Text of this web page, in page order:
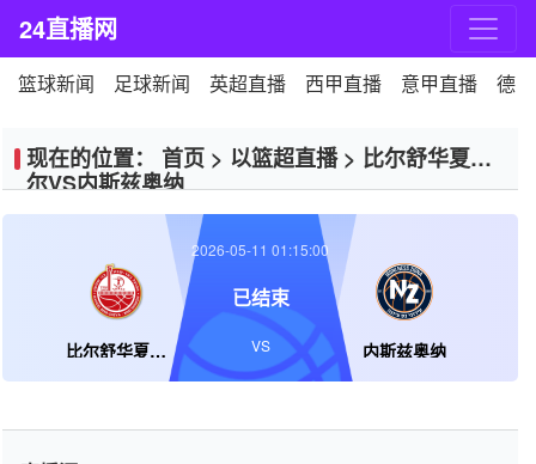
24直播网
篮球新闻 足球新闻 英超直播 西甲直播 意甲直播 德
现在的位置： 首页 > 以篮超直播> 比尔舒华夏普
尔VS内斯兹奥纳
比尔舒华夏普尔 内斯兹奥纳
2026-05-11 01:15:00
已结束
VS